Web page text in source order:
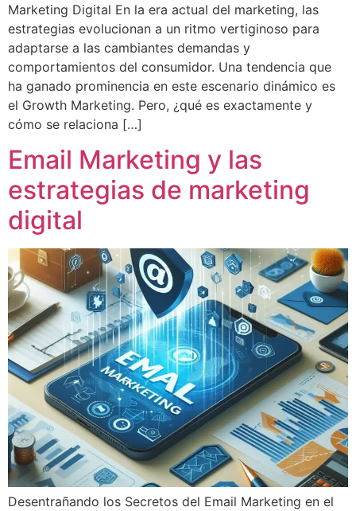
Marketing Digital En la era actual del marketing, las
estrategias evolucionan a un ritmo vertiginoso para
adaptarse a las cambiantes demandas y
comportamientos del consumidor. Una tendencia que
ha ganado prominencia en este escenario dinámico es
el Growth Marketing. Pero, ¿qué es exactamente y
cómo se relaciona […]
Email Marketing y las
estrategias de marketing
digital
Desentrañando los Secretos del Email Marketing en el